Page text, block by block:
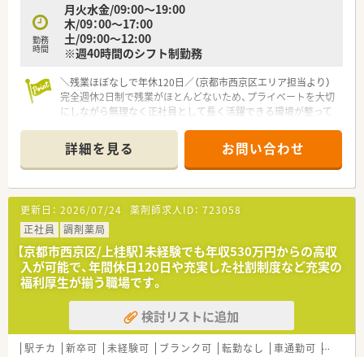
勤務
時間
月火水金/09:00〜19:00
木/09：00～17:00
土/09:00〜12:00
※週40時間のシフト制勤務
＼残業ほぼなしで年休120日／（京都市西京区エリア担当より）
完全週休2日制で残業がほとんどないため、プライベートを大切
にしながら無理なく正社員として長く活躍できる環境が整って
＊------------------------------------------＊
【店舗情報と応需状況について】
■阪急嵐山線上桂駅から徒歩10分の場所に位置しており、地域
に密着した温かい雰囲気が魅力の調剤薬局です。
■門前の小児科クリニックからの処方箋と、重度の障害を持つ子
どもたちへの在宅業務を中心に幅広く応需しています。
■常勤2名とパート1名の薬剤師が在籍しており、1日あたり30枚
から50枚の処方箋を丁寧に調剤しています。
【募集背景と求める人物像について】
■今後のさらなる多店舗展開を見据えた組織体制強化のための
増員募集であり、会社と共に成長できる方を歓迎します。
■小児在宅医療に対して高い関心と熱意を持ち、新しい業務にも
前向きにチャレンジできる方を求めています。
詳細を見る お問い合わせ
更新日： 2026/07/24 薬剤師求人ID： 723058
正社員
調剤薬局
【京都市西京区/上桂駅】未経験でも年収530万円からの高収
入が可能で、年間休日120日や充実した社割制度など充実の
福利厚生が揃う職場です。
検討リストに追加
駅チカ 新卒可 未経験可 ブランク可 転勤なし 車通勤可 高給与